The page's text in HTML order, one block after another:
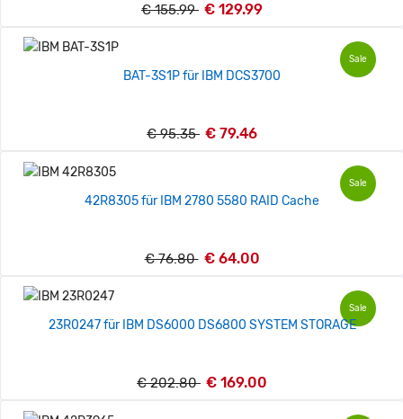
€ 155.99 € 129.99
Sale
BAT-3S1P für IBM DCS3700
€ 95.35 € 79.46
Sale
42R8305 für IBM 2780 5580 RAID Cache
€ 76.80 € 64.00
Sale
23R0247 für IBM DS6000 DS6800 SYSTEM STORAGE
€ 202.80 € 169.00